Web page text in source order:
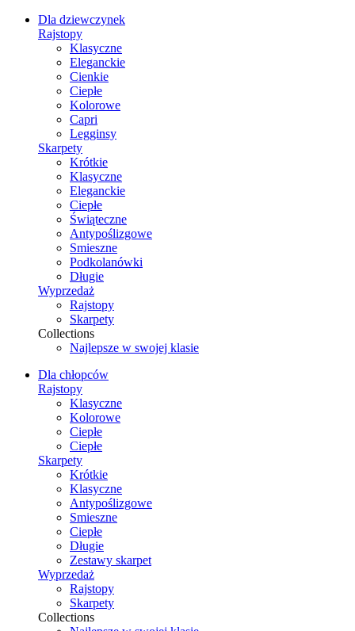
Dla dziewczynek
Rajstopy
Klasyczne
Eleganckie
Cienkie
Ciepłe
Kolorowe
Capri
Legginsy
Skarpety
Krótkie
Klasyczne
Eleganckie
Ciepłe
Świąteczne
Antypoślizgowe
Smieszne
Podkolanówki
Długie
Wyprzedaż
Rajstopy
Skarpety
Collections
Najlepsze w swojej klasie
Dla chłopców
Rajstopy
Klasyczne
Kolorowe
Ciepłe
Ciepłe
Skarpety
Krótkie
Klasyczne
Antypoślizgowe
Smieszne
Ciepłe
Długie
Zestawy skarpet
Wyprzedaż
Rajstopy
Skarpety
Collections